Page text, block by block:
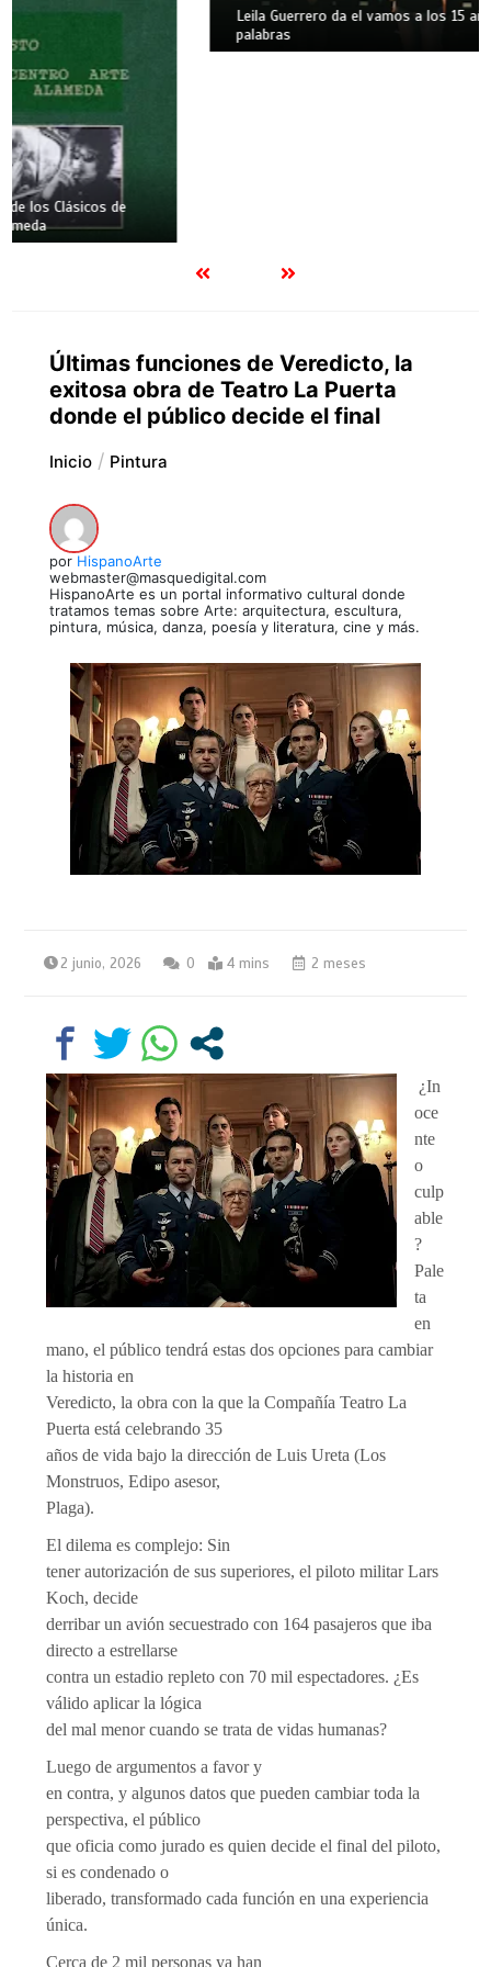
Leila Guerrero da el vamos a los 15 años de Biobío en 100
Últimas funciones de Veredicto, la
exitosa obra de Teatro La Puerta
donde el público decide el final
Inicio Pintura
por HispanoArte
webmaster@masquedigital.com
HispanoArte es un portal informativo cultural donde
tratamos temas sobre Arte: arquitectura, escultura,
pintura, música, danza, poesía y literatura, cine y más.
2 junio, 2026 0 4 mins 2 meses
¿In
oce
nte
o
culp
able
?
Pale
ta
en
mano, el público tendrá estas dos opciones para cambiar
la historia en
Veredicto, la obra con la que la Compañía Teatro La
Puerta está celebrando 35
años de vida bajo la dirección de Luis Ureta (Los
Monstruos, Edipo asesor,
Plaga).
El dilema es complejo: Sin
tener autorización de sus superiores, el piloto militar Lars
Koch, decide
derribar un avión secuestrado con 164 pasajeros que iba
directo a estrellarse
contra un estadio repleto con 70 mil espectadores. ¿Es
válido aplicar la lógica
del mal menor cuando se trata de vidas humanas?
Luego de argumentos a favor y
en contra, y algunos datos que pueden cambiar toda la
perspectiva, el público
que oficia como jurado es quien decide el final del piloto,
si es condenado o
liberado, transformado cada función en una experiencia
única.
Cerca de 2 mil personas ya han